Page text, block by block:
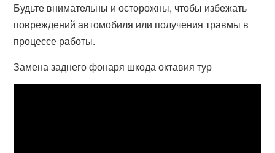
Будьте внимательны и осторожны, чтобы избежать
повреждений автомобиля или получения травмы в
процессе работы.
Замена заднего фонаря шкода октавия тур